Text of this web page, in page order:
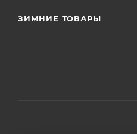
ЗИМНИЕ ТОВАРЫ